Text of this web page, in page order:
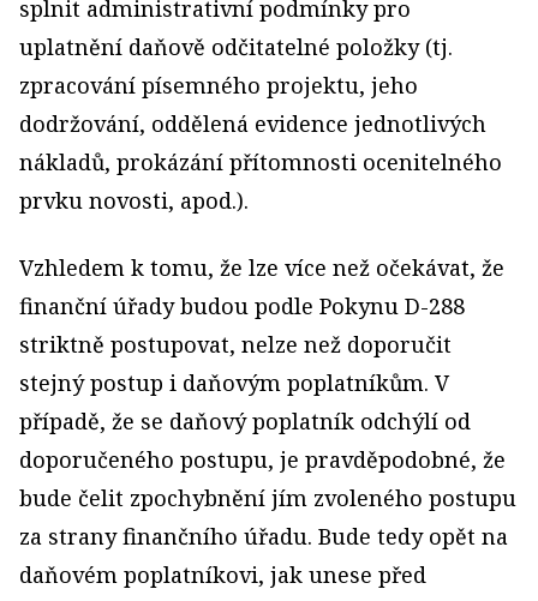
splnit administrativní podmínky pro
uplatnění daňově odčitatelné položky (tj.
zpracování písemného projektu, jeho
dodržování, oddělená evidence jednotlivých
nákladů, prokázání přítomnosti ocenitelného
prvku novosti, apod.).
Vzhledem k tomu, že lze více než očekávat, že
finanční úřady budou podle Pokynu D-288
striktně postupovat, nelze než doporučit
stejný postup i daňovým poplatníkům. V
případě, že se daňový poplatník odchýlí od
doporučeného postupu, je pravděpodobné, že
bude čelit zpochybnění jím zvoleného postupu
za strany finančního úřadu. Bude tedy opět na
daňovém poplatníkovi, jak unese před